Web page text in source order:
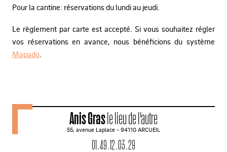
Pour la cantine: réservations du lundi au jeudi.
Le règlement par carte est accepté. Si vous souhaitez régler
vos réservations en avance, nous bénéficions du système
Mapado
Anis Grasle lieu de l'autre
55, avenue Laplace - 94110 ARCUEIL
01 . 49 . 12 . 03 . 29